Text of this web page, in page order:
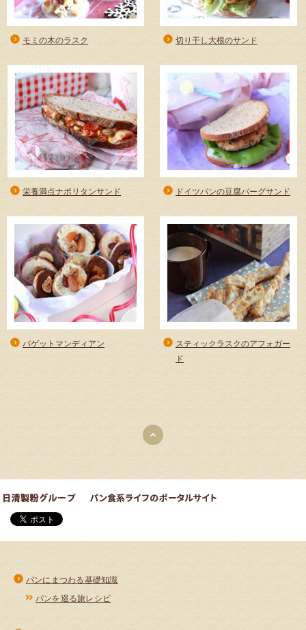
モミの木のラスク 切り干し大根のサンド
栄養満点ナポリタンサンド ドイツパンの豆腐バーグサンド
バゲットマンディアン
スティックラスクのアフォガー
ド
パンにまつわる基礎知識
パンを巡る旅レシピ